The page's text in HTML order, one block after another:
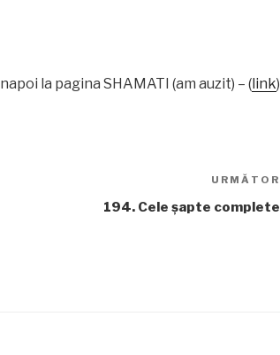
Înapoi la pagina SHAMATI (am auzit) – ( link)
URMĂTOR
194. Cele şapte complete